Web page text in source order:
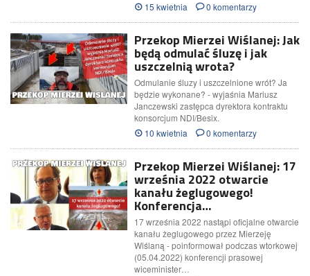
15 kwietnia
0 komentarzy
Przekop Mierzei Wiślanej: Jak
będą odmulać śluzę i jak
uszczelnią wrota?
Odmulanie śluzy i uszczelnione wrót? Ja
będzie wykonane? - wyjaśnia Mariusz
Janczewski zastępca dyrektora kontraktu
konsorcjum NDI/Besix.
10 kwietnia
0 komentarzy
Przekop Mierzei Wiślanej: 17
września 2022 otwarcie
kanału żeglugowego!
Konferencja…
17 września 2022 nastąpi oficjalne otwarcie
kanału żeglugowego przez Mierzeję
Wiślaną - poinformował podczas wtorkowej
(05.04.2022) konferencji prasowej
wiceminister…